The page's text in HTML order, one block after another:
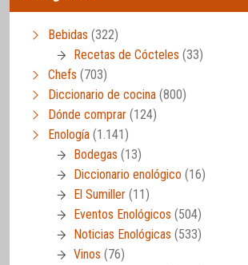
Bebidas (322)
Recetas de Cócteles (33)
Chefs (703)
Diccionario de cocina (800)
Dónde comprar (124)
Enología (1.141)
Bodegas (13)
Diccionario enológico (16)
El Sumiller (11)
Eventos Enológicos (504)
Noticias Enológicas (533)
Vinos (76)